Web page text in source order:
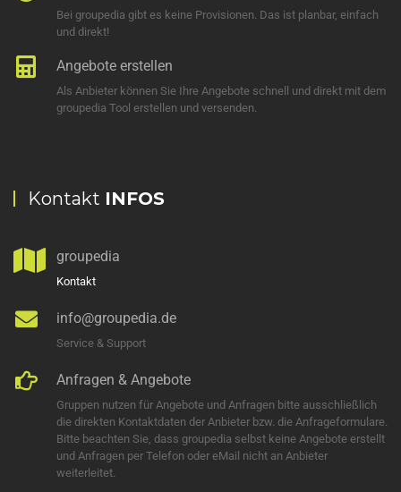
Bei groupedia gibt es keine Provisionen. Das ist planbar, einfach
und direkt!
Angebote erstellen
Als Anbieter können Sie Ihre Angebote schnell und direkt mit dem
groupedia Tool erstellen und versenden.
Kontakt INFOS
groupedia
Kontakt
info@groupedia.de
Service & Support
Anfragen & Angebote
Gruppen nutzen für Angebote und Anfragen bitte ausschließlich
die direkten Kontaktdaten der Anbieter bzw. die Anfrageformulare.
Bitte beachten Sie, dass groupedia selbst keine Angebote erstellt
und Anfragen per Telefon oder eMail nicht an Anbieter
weiterleitet.